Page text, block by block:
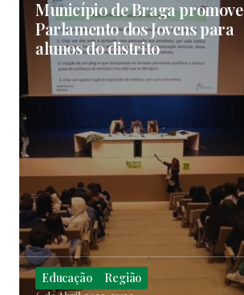
Município de Braga promove
Parlamento dos Jovens para
alunos do distrito
Educação Região